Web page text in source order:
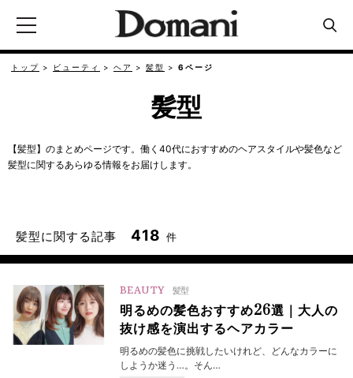
トップ ビューティ ヘア 髪型 6ページ
髪型
【髪型】のまとめページです。働く40代におすすめのヘアスタイルや髪色など
髪型に関するあらゆる情報をお届けします。
髪型に関する記事 418 件
BEAUTY 髪型
明るめの髪色おすすめ26選｜大人の
抜け感を演出するヘアカラー
明るめの髪色に挑戦したいけれど、どんなカラーに
しようか迷う…。そん…